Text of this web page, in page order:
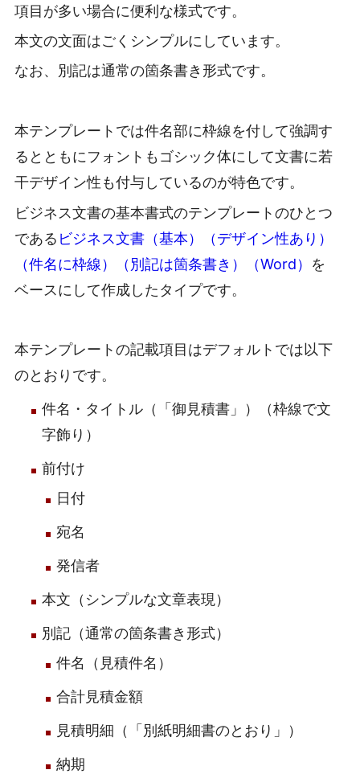
項目が多い場合に便利な様式です。
本文の文面はごくシンプルにしています。
なお、別記は通常の箇条書き形式です。
本テンプレートでは件名部に枠線を付して強調す
るとともにフォントもゴシック体にして文書に若
干デザイン性も付与しているのが特色です。
ビジネス文書の基本書式のテンプレートのひとつ
である ビジネス文書（基本）（デザイン性あり）
（件名に枠線）（別記は箇条書き）（Word） を
ベースにして作成したタイプです。
本テンプレートの記載項目はデフォルトでは以下
のとおりです。
件名・タイトル（「御見積書」）（枠線で文
字飾り）
前付け
日付
宛名
発信者
本文（シンプルな文章表現）
別記（通常の箇条書き形式）
件名（見積件名）
合計見積金額
見積明細（「別紙明細書のとおり」）
納期